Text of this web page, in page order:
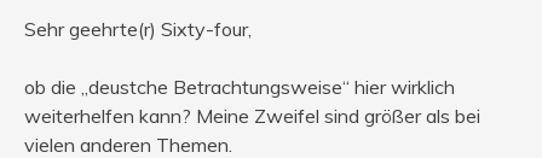
Sehr geehrte(r) Sixty-four,
ob die „deustche Betrachtungsweise“ hier wirklich
weiterhelfen kann? Meine Zweifel sind größer als bei
vielen anderen Themen.